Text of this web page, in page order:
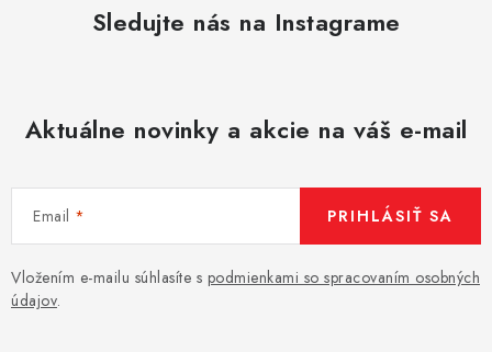
Sledujte nás na Instagrame
Aktuálne novinky a akcie na váš e-mail
Email
Vložením e-mailu súhlasíte s podmienkami so spracovaním osobných
údajov.
PRIHLÁSIŤ SA